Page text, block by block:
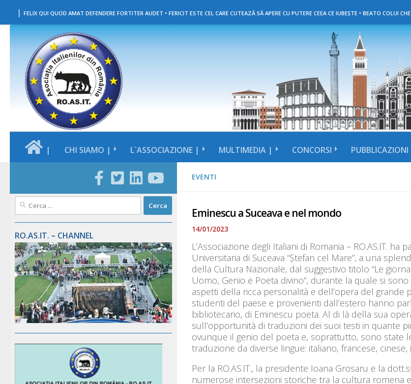
Salta al contenuto
| FELIX QUI QUOD AMAT DEFENDERE FORTITER AUDET • FERICIT ESTE CEL CARE CUTEAZĂ SĂ APERE CU PUTERE CEEA CE IUBEȘTE • BEATO COLUI
| CHI SIAMO | L`ASSOCIAZIONE | MULTIMEDIA | CONCORSI
EVENTI
Eminescu a Suceava e nel mondo
14/01/2023
L’Associazione degli Italiani di Romania – RO.AS.IT.
Universitaria di Suceava “Ștefan cel Mare”, a una
della Cultura Nazionale, dal suggestivo titolo “Le
Uomo, Genio e Poeta divino”, durante la quale si
aspetti della ricca personalità e dell’opera del grande
studenti del paese e provenienti dall’estero hanno
bibliotecario, di Eminescu poeta. Al di là della sua
sull’opportunità di traduzioni dei suoi testi in quante
ovunque il genio del poeta e, soprattutto, sono state
traduzione da diverse lingue: italiano, francese,
Per la RO.AS.IT., la presidente Ioana Grosaru e la
numerose intersezioni storiche tra la cultura romena
Ricerca
RO.AS.IT. – CHANNEL